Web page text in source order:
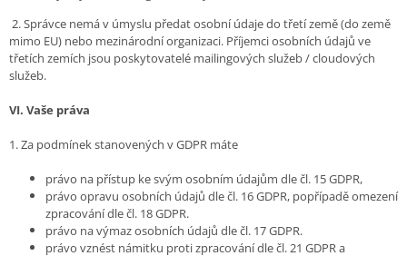
2. Správce nemá v úmyslu předat osobní údaje do třetí země (do země
mimo EU) nebo mezinárodní organizaci. Příjemci osobních údajů ve
třetích zemích jsou poskytovatelé mailingových služeb / cloudových
služeb.
VI. Vaše práva
1. Za podmínek stanovených v GDPR máte
právo na přístup ke svým osobním údajům dle čl. 15 GDPR,
právo opravu osobních údajů dle čl. 16 GDPR, popřípadě omezení
zpracování dle čl. 18 GDPR.
právo na výmaz osobních údajů dle čl. 17 GDPR.
právo vznést námitku proti zpracování dle čl. 21 GDPR a